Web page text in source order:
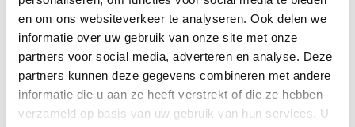
en om ons websiteverkeer te analyseren. Ook delen we
informatie over uw gebruik van onze site met onze
partners voor social media, adverteren en analyse. Deze
partners kunnen deze gegevens combineren met andere
informatie die u aan ze heeft verstrekt of die ze hebben
verzameld op basis van uw gebruik van hun services. U
0|0